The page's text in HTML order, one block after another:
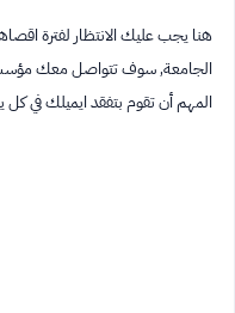
الجامعة, سوف تتواصل معك
المهم أن تقوم بتفقد ايميلك في كل